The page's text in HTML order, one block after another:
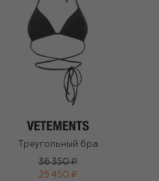
Треугольный бра
36 350 ₽
25 450 ₽